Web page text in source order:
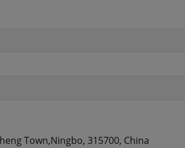
Town,Ningbo, 315700, China